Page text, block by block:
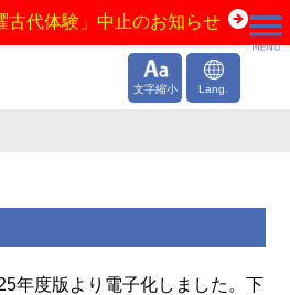
古代体験」中止のお知らせ
文字縮小 Lang.
年度版より電子化しました。下